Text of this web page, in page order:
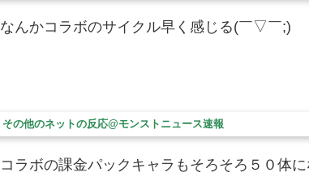
なんかコラボのサイクル早く感じる(￣▽￣;)
その他のネットの反応@モンストニュース速報
コラボの課金パックキャラもそろそろ５０体